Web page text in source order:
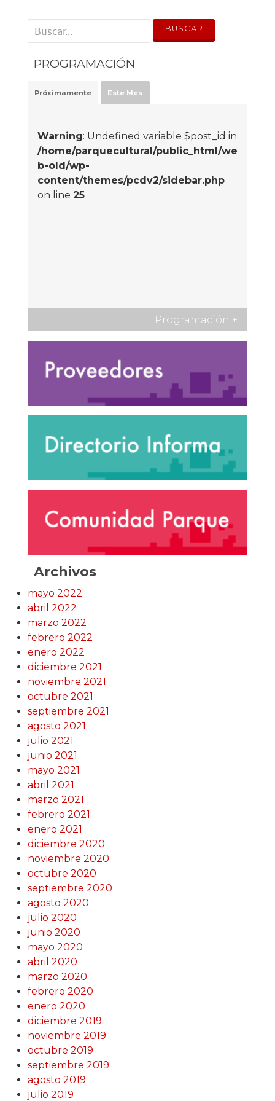
' . __('Search for:') . '
PROGRAMACIÓN
Próximamente Este Mes
Warning: Undefined variable $post_id in
/home/parquecultural/public_html/we
b-old/wp-
content/themes/pcdv2/sidebar.php
on line 25
Programación +
Archivos
mayo 2022
abril 2022
marzo 2022
febrero 2022
enero 2022
diciembre 2021
noviembre 2021
octubre 2021
septiembre 2021
agosto 2021
julio 2021
junio 2021
mayo 2021
abril 2021
marzo 2021
febrero 2021
enero 2021
diciembre 2020
noviembre 2020
octubre 2020
septiembre 2020
agosto 2020
julio 2020
junio 2020
mayo 2020
abril 2020
marzo 2020
febrero 2020
enero 2020
diciembre 2019
noviembre 2019
octubre 2019
septiembre 2019
agosto 2019
julio 2019